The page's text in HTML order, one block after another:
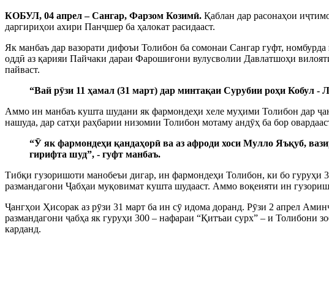
КОБУЛ, 04 апрел – Сангар, Фарзом Козимӣ. Қаблан дар расонаҳои
даргириҳои ахири Панҷшер ба ҳалокат расидааст.
Як манбаъ дар вазорати дифоъи Толибон ба сомонаи Сангар гуфт,
оддӣ аз қарияи Пайчаки дараи Фарошиғони вулусволии Давлатшоҳи
пайваст.
“Вай рӯзи 11 ҳамал (31 март) дар минтақаи Сурубии роҳи Кобул -
Аммо ин манбаъ кушта шудани як фармондеҳи хеле муҳими Толибон дар
нашуда, дар сатҳи раҳбарии низомии Толибон мотаму андӯҳ ба бор
“Ӯ як фармондеҳи қандаҳорӣ ва аз афроди хоси Мулло Яъқуб,
гирифта шуд”, - гуфт манбаъ.
Тибқи гузоришоти манобеъи дигар, ин фармондеҳи Толибон, ки бо гуруҳи
размандагони Ҷабҳаи муқовимат кушта шудааст. Аммо воқеияти ин
Ҷангҳои Ҳисорак аз рӯзи 31 март ба ин сӯ идома доранд. Рӯзи 2 апрел
размандагони ҷабҳа як гуруҳи 300 – нафараи “Қитъаи сурх” – и Толибони
карданд.